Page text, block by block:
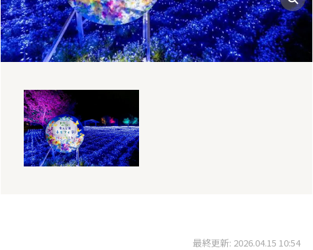
最終更新: 2026.04.15 10:54